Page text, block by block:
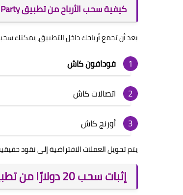
كيفية سحب الأرباح من تطبيق Hi Party
بعد أن تجمع أرباحك داخل التطبيق، يمكنك
فودافون كاش
اتصالات كاش
أورنج كاش
يتم تحويل العملات الافتراضية إلى نقود
إثبات سحب 20 دولارًا من تطبيق Taka بعد التحديث الأخير